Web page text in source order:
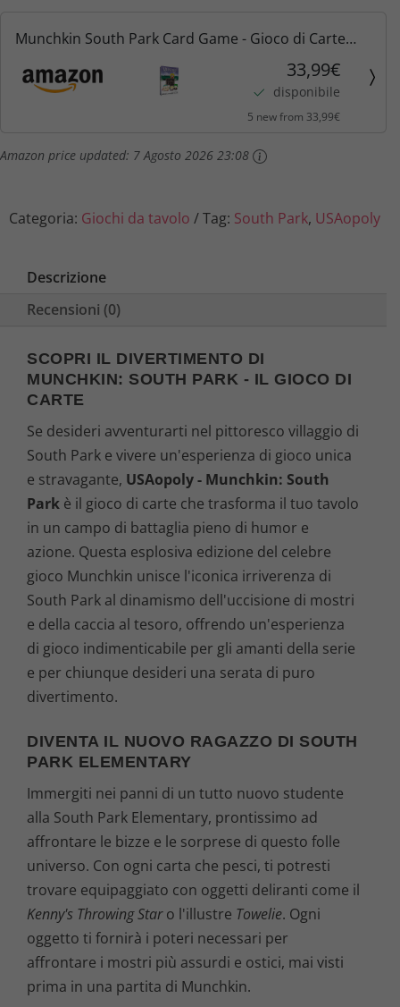
Munchkin South Park Card Game - Gioco di Carte
con Personaggi di South Park | Ispirato ai Giochi
Munchkin di Steve Jackson | Ufficiale Comedy
33,99€
disponibile
5 new from 33,99€
Amazon price updated: 7 Agosto 2026 23:08
Categoria: Giochi da tavolo Tag: South Park, USAopoly
Descrizione
Recensioni (0)
SCOPRI IL DIVERTIMENTO DI
MUNCHKIN: SOUTH PARK - IL GIOCO DI
CARTE
Se desideri avventurarti nel pittoresco villaggio di
South Park e vivere un'esperienza di gioco unica
e stravagante, USAopoly - Munchkin: South
Park è il gioco di carte che trasforma il tuo tavolo
in un campo di battaglia pieno di humor e
azione. Questa esplosiva edizione del celebre
gioco Munchkin unisce l'iconica irriverenza di
South Park al dinamismo dell'uccisione di mostri
e della caccia al tesoro, offrendo un'esperienza
di gioco indimenticabile per gli amanti della serie
e per chiunque desideri una serata di puro
divertimento.
DIVENTA IL NUOVO RAGAZZO DI SOUTH
PARK ELEMENTARY
Immergiti nei panni di un tutto nuovo studente
alla South Park Elementary, prontissimo ad
affrontare le bizze e le sorprese di questo folle
universo. Con ogni carta che pesci, ti potresti
trovare equipaggiato con oggetti deliranti come il
Kenny's Throwing Staro l'illustre Towelie. Ogni
oggetto ti fornirà i poteri necessari per
affrontare i mostri più assurdi e ostici, mai visti
prima in una partita di Munchkin.